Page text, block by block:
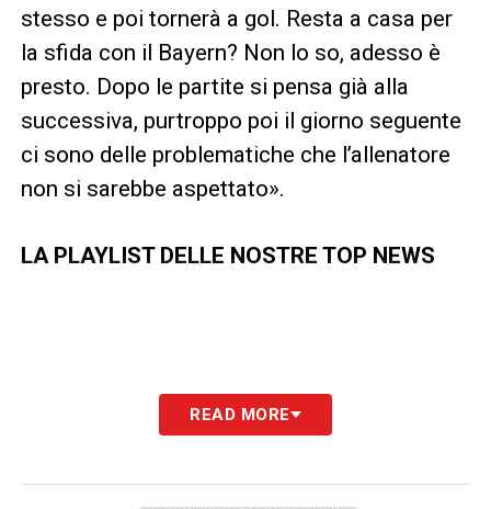
stesso e poi tornerà a gol. Resta a casa per
la sfida con il Bayern? Non lo so, adesso è
presto. Dopo le partite si pensa già alla
successiva, purtroppo poi il giorno seguente
ci sono delle problematiche che l’allenatore
non si sarebbe aspettato».
LA PLAYLIST DELLE NOSTRE TOP NEWS
READ MORE